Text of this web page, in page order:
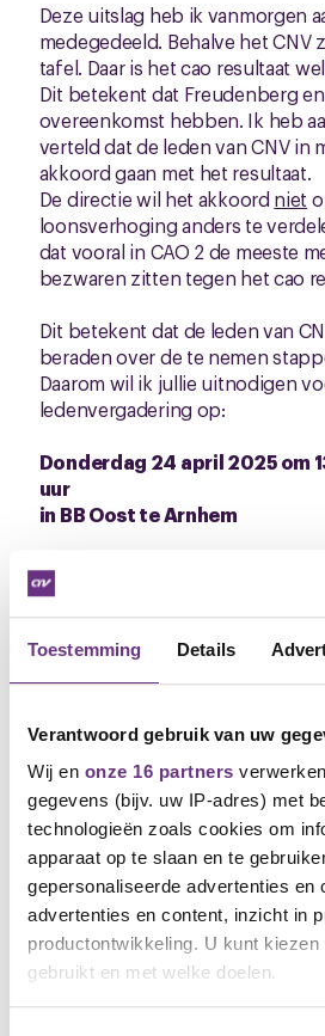
Toestemming Details
Verantwoord gebruik van uw
Wij en onze 16 partners
gegevens (bijv. uw IP-adres) met
technologieën zoals cookies om
apparaat op te slaan en te
gepersonaliseerde advertenties en
advertenties en content, inzicht in
productontwikkeling. U kunt kiezen
gebruikt en met welke doelen.
Deze uitslag heb ik vanmorgen
medegedeeld. Behalve het CNV
tafel. Daar is het cao resultaat
Dit betekent dat Freudenberg en
overeenkomst hebben. Ik heb
verteld dat de leden van CNV in
akkoord gaan met het resultaat.
De directie wil het akkoord niet
loonsverhoging anders te
dat vooral in CAO 2 de meeste
bezwaren zitten tegen het cao
Dit betekent dat de leden van
beraden over de te nemen
Daarom wil ik jullie uitnodigen
ledenvergadering op:
Donderdag 24 april 2025 om
uur
in BB Oost te Arnhem
Het is belangrijk dat er zoveel
aanwezig zijn. Mocht je niet in
aanwezig te zijn kan je via
kan de link aanvragen bij
Er wordt gestemd met 3 opties:
1. akkoord gaan met het
2. afwijzen en actievoeren
3. afwijzen en de cao niet
ontstaat dat het CNV niet meer
dat moet je dan gegund worden
Meepraten en vragen